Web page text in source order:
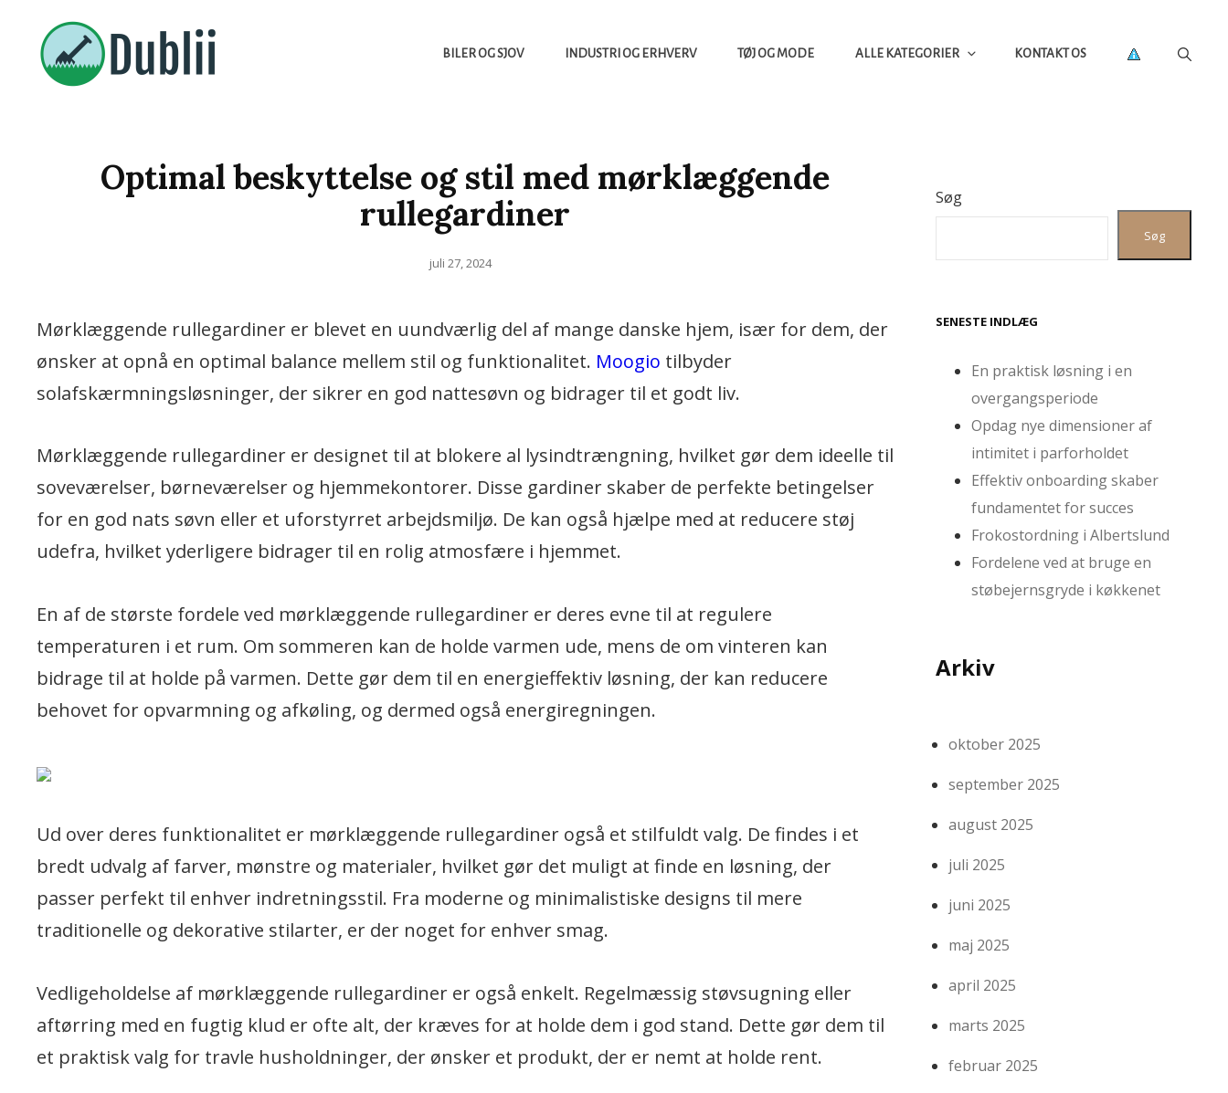
BILER OG SJOV INDUSTRI OG ERHVERV TØJ OG MODE ALLE KATEGORIER KONTAKT OS
Optimal beskyttelse og stil med mørklæggende
rullegardiner
Posted
juli 27, 2024
Mørklæggende rullegardiner er blevet en uundværlig del af mange danske hjem, især for dem, der
ønsker at opnå en optimal balance mellem stil og funktionalitet. Moogio tilbyder
solafskærmningsløsninger, der sikrer en god nattesøvn og bidrager til et godt liv.
Mørklæggende rullegardiner er designet til at blokere al lysindtrængning, hvilket gør dem ideelle til
soveværelser, børneværelser og hjemmekontorer. Disse gardiner skaber de perfekte betingelser
for en god nats søvn eller et uforstyrret arbejdsmiljø. De kan også hjælpe med at reducere støj
udefra, hvilket yderligere bidrager til en rolig atmosfære i hjemmet.
En af de største fordele ved mørklæggende rullegardiner er deres evne til at regulere
temperaturen i et rum. Om sommeren kan de holde varmen ude, mens de om vinteren kan
bidrage til at holde på varmen. Dette gør dem til en energieffektiv løsning, der kan reducere
behovet for opvarmning og afkøling, og dermed også energiregningen.
Ud over deres funktionalitet er mørklæggende rullegardiner også et stilfuldt valg. De findes i et
bredt udvalg af farver, mønstre og materialer, hvilket gør det muligt at finde en løsning, der
passer perfekt til enhver indretningsstil. Fra moderne og minimalistiske designs til mere
traditionelle og dekorative stilarter, er der noget for enhver smag.
Vedligeholdelse af mørklæggende rullegardiner er også enkelt. Regelmæssig støvsugning eller
aftørring med en fugtig klud er ofte alt, der kræves for at holde dem i god stand. Dette gør dem til
et praktisk valg for travle husholdninger, der ønsker et produkt, der er nemt at holde rent.
Søg
Søg
SENESTE INDLÆG
En praktisk løsning i en
overgangsperiode
Opdag nye dimensioner af
intimitet i parforholdet
Effektiv onboarding skaber
fundamentet for succes
Frokostordning i Albertslund
Fordelene ved at bruge en
støbejernsgryde i køkkenet
Arkiv
oktober 2025
september 2025
august 2025
juli 2025
juni 2025
maj 2025
april 2025
marts 2025
februar 2025